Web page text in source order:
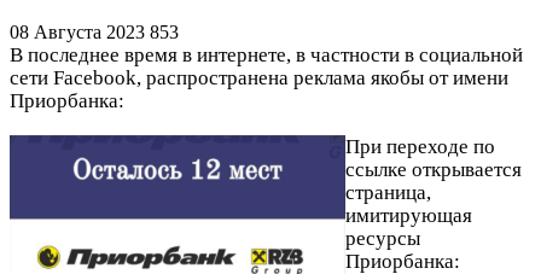
08 Августа 2023 853
В последнее время в интернете, в частности в социальной
сети Facebook, распространена реклама якобы от имени
Приорбанка:
При переходе по
ссылке открывается
страница,
имитирующая
ресурсы
Приорбанка: